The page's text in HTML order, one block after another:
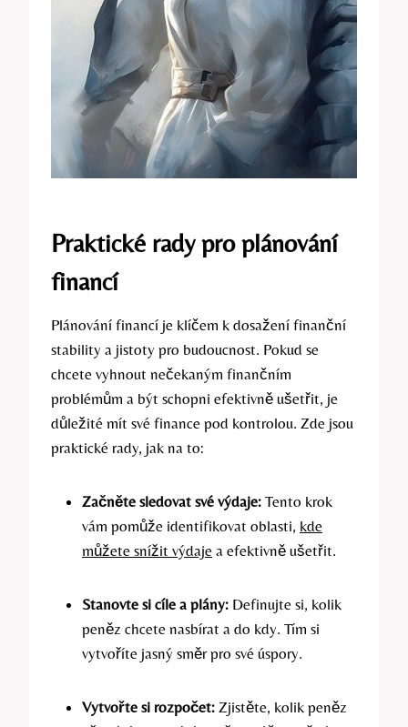
Praktické rady pro plánování
financí
Plánování financí je klíčem k dosažení finanční
stability a jistoty pro budoucnost. Pokud se
chcete vyhnout nečekaným finančním
problémům a být schopni efektivně ušetřit, je
důležité mít své finance pod kontrolou. Zde jsou
praktické rady, jak na to:
Začněte sledovat své výdaje: Tento krok
vám pomůže identifikovat oblasti, kde
můžete snížit výdaje a efektivně ušetřit.
Stanovte si cíle a plány: Definujte si, kolik
peněz chcete nasbírat a do kdy. Tím si
vytvoříte jasný směr pro své úspory.
Vytvořte si rozpočet: Zjistěte, kolik peněz